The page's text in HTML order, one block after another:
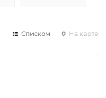
Списком На карте